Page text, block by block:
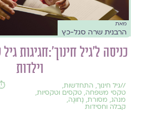
מאת
הרבנית שרה סגל-כץ
כניסה ל'גיל חינוך':חגיגות
וילדות
//גיל חינוך, התחדשות,
טקסי משפחה, טקסים וטקסיות,
מנהג, מסורת, נָחוּגָה,
קבלה וחסידות
⏱️ 5